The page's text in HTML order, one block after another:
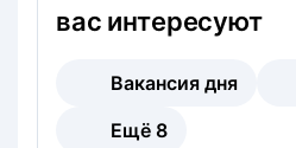
вас интересуют
Вакансия дня
Ещё 8